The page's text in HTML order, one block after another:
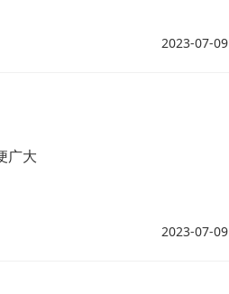
2023-07-09
广大
2023-07-09